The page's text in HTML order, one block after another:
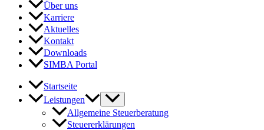
Über uns
Karriere
Aktuelles
Kontakt
Downloads
SIMBA Portal
Startseite
Leistungen
Allgemeine Steuerberatung
Steuererklärungen